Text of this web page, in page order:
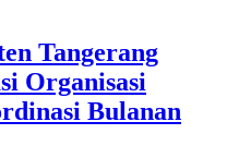
Tangerang
Organisasi
Bulanan